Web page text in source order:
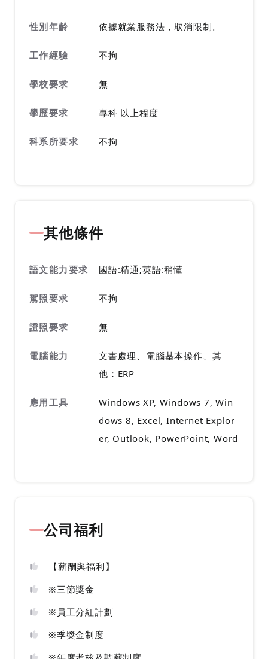
性別年齡 依據就業服務法，取消限制。
工作經驗 不拘
學校要求 無
學歷要求 專科 以上程度
科系所要求 不拘
其他條件
語文能力要求 國語:精通;英語:稍懂
駕照要求 不拘
證照要求 無
電腦能力
文書處理、電腦基本操作、其
他：ERP
應用工具
Windows XP, Windows 7, Win
dows 8, Excel, Internet Explor
er, Outlook, PowerPoint, Word
公司福利
【薪酬與福利】
※三節獎金
※員工分紅計劃
※季獎金制度